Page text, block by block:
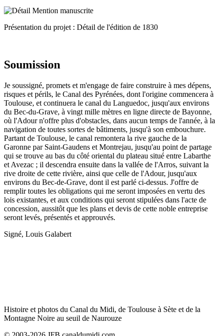
Présentation du projet : Détail de l'édition de 1830
Soumission
Je soussigné, promets et m'engage de faire construire à mes dépens,
risques et périls, le Canal des Pyrénées, dont l'origine commencera à
Toulouse, et continuera le canal du Languedoc, jusqu'aux environs
du Bec-du-Grave, à vingt mille mètres en ligne directe de Bayonne,
où l'Adour n'offre plus d'obstacles, dans aucun temps de l'année, à la
navigation de toutes sortes de bâtiments, jusqu'à son embouchure.
Partant de Toulouse, le canal remontera la rive gauche de la
Garonne par Saint-Gaudens et Montrejau, jusqu'au point de partage
qui se trouve au bas du côté oriental du plateau situé entre Labarthe
et Avezac ; il descendra ensuite dans la vallée de l'Arros, suivant la
rive droite de cette rivière, ainsi que celle de l'Adour, jusqu'aux
environs du Bec-de-Grave, dont il est parlé ci-dessus. J'offre de
remplir toutes les obligations qui me seront imposées en vertu des
lois existantes, et aux conditions qui seront stipulées dans l'acte de
concession, aussitôt que les plans et devis de cette noble entreprise
seront levés, présentés et approuvés.
Signé, Louis Galabert
Histoire et photos du Canal du Midi, de Toulouse à Sète et de la
Montagne Noire au seuil de Naurouze